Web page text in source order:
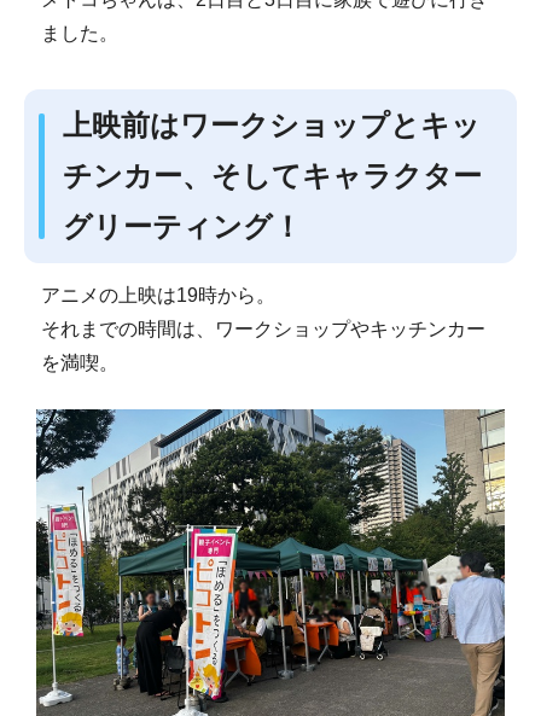
ました。
上映前はワークショップとキッ
チンカー、そしてキャラクター
グリーティング！
アニメの上映は19時から。
それまでの時間は、ワークショップやキッチンカー
を満喫。